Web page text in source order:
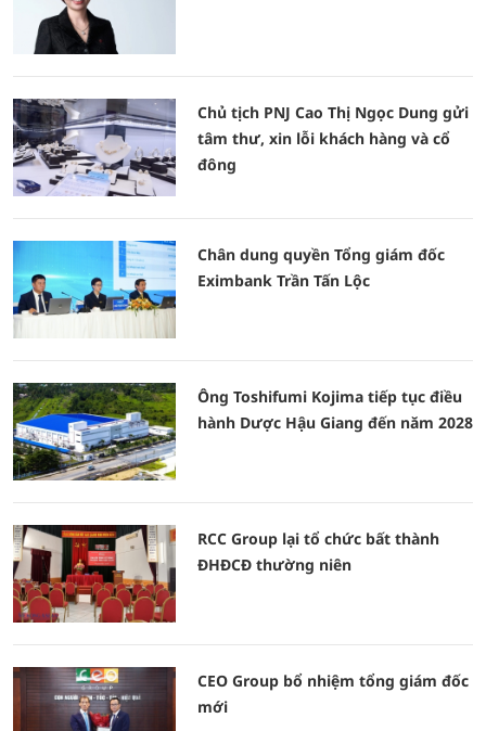
Chủ tịch PNJ Cao Thị Ngọc Dung gửi
tâm thư, xin lỗi khách hàng và cổ
đông
Chân dung quyền Tổng giám đốc
Eximbank Trần Tấn Lộc
Ông Toshifumi Kojima tiếp tục điều
hành Dược Hậu Giang đến năm 2028
RCC Group lại tổ chức bất thành
ĐHĐCĐ thường niên
CEO Group bổ nhiệm tổng giám đốc
mới